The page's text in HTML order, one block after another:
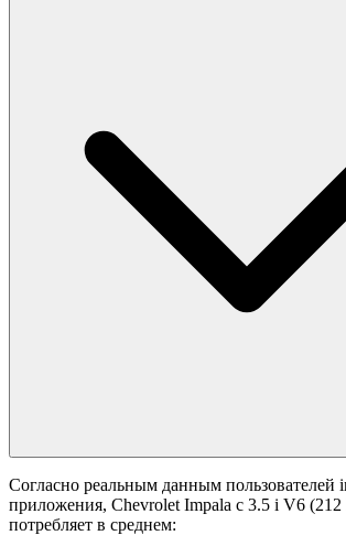
Согласно реальным данным пользователей
приложения, Chevrolet Impala с 3.5 i V6
потребляет в среднем: